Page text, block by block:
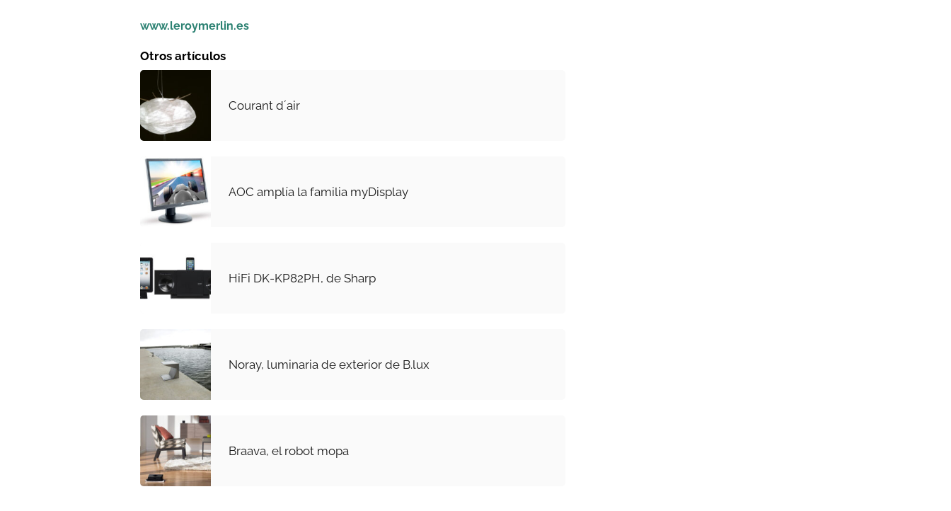
www.leroymerlin.es
Otros artículos
Courant d´air
AOC amplía la familia myDisplay
HiFi DK-KP82PH, de Sharp
Noray, luminaria de exterior de B.lux
Braava, el robot mopa